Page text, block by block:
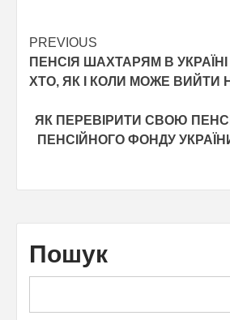
Post
navigation
PREVIOUS
ПЕНСІЯ ШАХТАРЯМ В УКРАЇНІ
ХТО, ЯК І КОЛИ МОЖЕ ВИЙТИ
ЯК ПЕРЕВІРИТИ СВОЮ
ПЕНСІЙНОГО ФОНДУ
Пошук